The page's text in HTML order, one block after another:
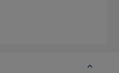
expand_less